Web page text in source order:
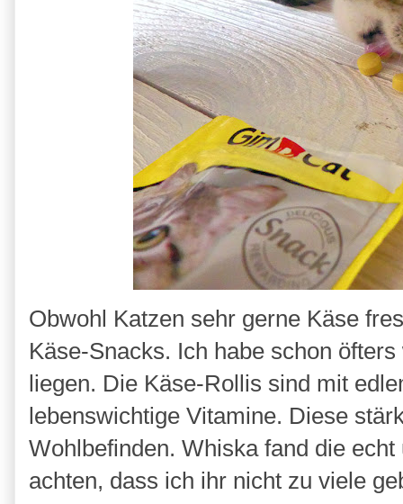
Obwohl Katzen sehr gerne Käse
Käse-Snacks. Ich habe schon
liegen. Die Käse-Rollis sind mit
lebenswichtige Vitamine. Diese
Wohlbefinden. Whiska fand die
achten, dass ich ihr nicht zu viele